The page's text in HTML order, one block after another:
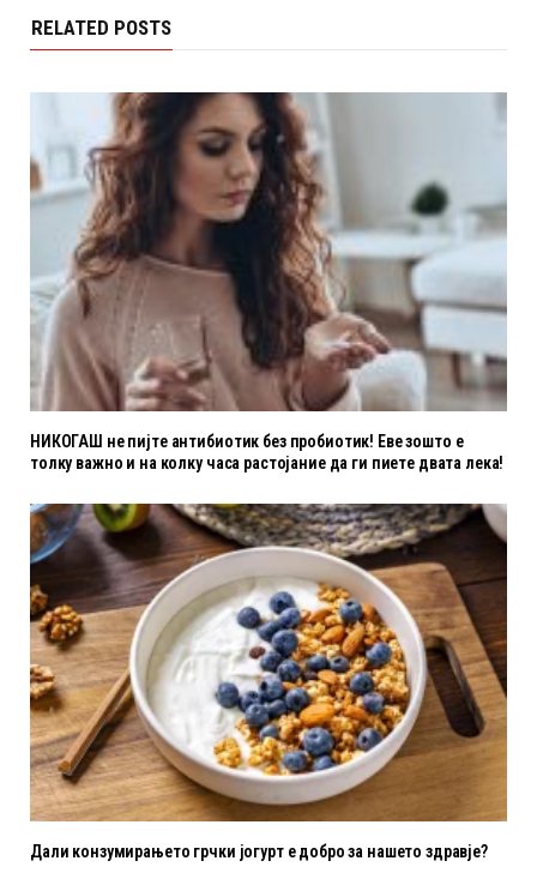
RELATED POSTS
НИКОГАШ не пијте антибиотик без пробиотик! Еве зошто е
толку важно и на колку часа растојание да ги пиете двата лека!
Дали конзумирањето грчки јогурт е добро за нашето здравје?